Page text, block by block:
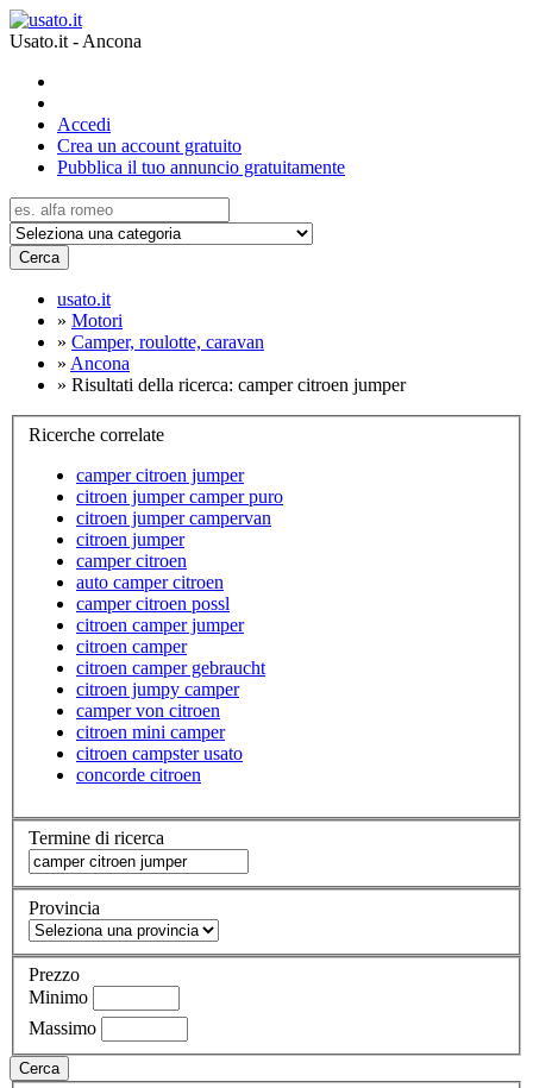
Usato.it - Ancona
Accedi
Crea un account gratuito
Pubblica il tuo annuncio gratuitamente
Cerca
usato.it
» Motori
» Camper, roulotte, caravan
» Ancona
» Risultati della ricerca: camper citroen jumper
Ricerche correlate
camper citroen jumper
citroen jumper camper puro
citroen jumper campervan
citroen jumper
camper citroen
auto camper citroen
camper citroen possl
citroen camper jumper
citroen camper
citroen camper gebraucht
citroen jumpy camper
camper von citroen
citroen mini camper
citroen campster usato
concorde citroen
Termine di ricerca
Provincia
Prezzo
Minimo
Massimo
Cerca